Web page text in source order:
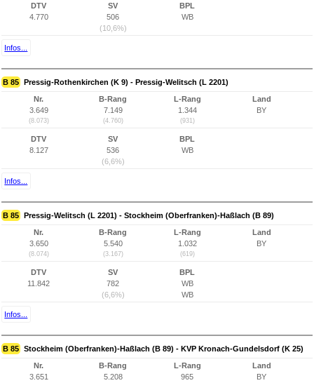
DTV
4.770
SV
506
(10,6%)
BPL
WB
Infos...
B 85 Pressig-Rothenkirchen (K 9) - Pressig-Welitsch (L 2201)
Nr.
3.649
(8.073)
B-Rang
7.149
(4.760)
L-Rang
1.344
(931)
Land
BY
DTV
8.127
SV
536
(6,6%)
BPL
WB
Infos...
B 85 Pressig-Welitsch (L 2201) - Stockheim (Oberfranken)-Haßlach (B 89)
Nr.
3.650
(8.074)
B-Rang
5.540
(3.167)
L-Rang
1.032
(619)
Land
BY
DTV
11.842
SV
782
(6,6%)
BPL
WB
WB
Infos...
B 85 Stockheim (Oberfranken)-Haßlach (B 89) - KVP Kronach-Gundelsdorf (K 25)
Nr.
3.651
B-Rang
5.208
L-Rang
965
Land
BY